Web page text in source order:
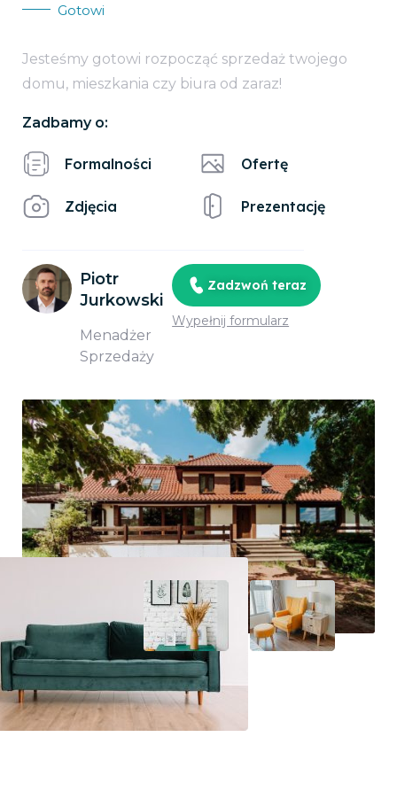
Gotowi
Jesteśmy gotowi rozpocząć sprzedaż twojego
domu, mieszkania czy biura od zaraz!
Zadbamy o:
Formalności
Zdjęcia
Ofertę
Prezentację
Piotr
Jurkowski
Menadżer
Sprzedaży
Zadzwoń teraz
Wypełnij formularz